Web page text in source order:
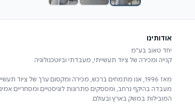
אודותינו
מאז 1996, אנו מתמחים ברכש, מכירה ומקסום ערך של ציוד
מעבדה בהיקף נרחב, ומספקים פתרונות לוגיסטיים ומסחריים
המובילות במשק בארץ ובעולם.